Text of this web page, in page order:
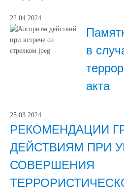
22.04.2024
в
акта
25.03.2024
РЕКОМЕНДАЦИИ
ДЕЙСТВИЯМ ПРИ
СОВЕРШЕНИЯ